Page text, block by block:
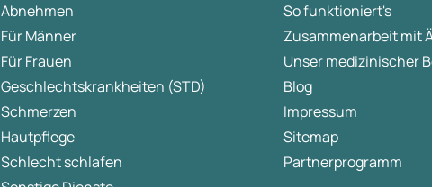
Abnehmen
Für Männer
Für Frauen
Geschlechtskrankheiten (STD)
Schmerzen
Hautpflege
Schlecht schlafen
So funktioniert's
Zusammenarbeit mit
Unser medizinischer
Blog
Impressum
Sitemap
Partnerprogramm